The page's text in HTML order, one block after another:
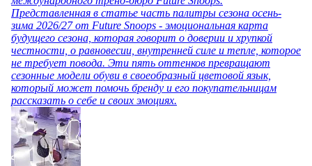
Представленная в статье часть палитры сезона осень-
зима 2026/27 от Future Snoops - эмоциональная карта
будущего сезона, которая говорит о доверии и хрупкой
честности, о равновесии, внутренней силе и тепле, которое
не требует повода. Эти пять оттенков превращают
сезонные модели обуви в своеобразный цветовой язык,
который может помочь бренду и его покупательницам
рассказать о себе и своих эмоциях.